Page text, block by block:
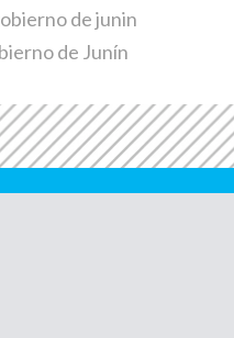
de junin
de Junín